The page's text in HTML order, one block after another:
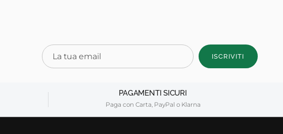
ISCRIVITI
PAGAMENTI SICURI
Paga con Carta, PayPal o Klarna